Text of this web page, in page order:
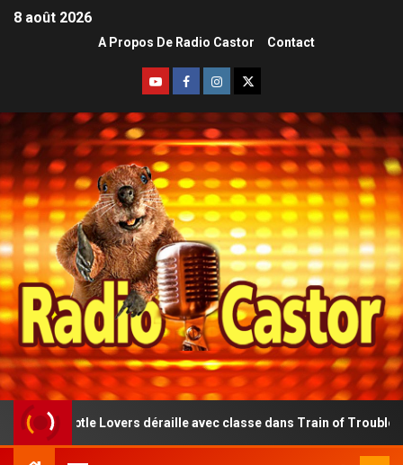
8 août 2026
A Propos De Radio Castor Contact
Lovers déraille avec classe dans Train of Troubles